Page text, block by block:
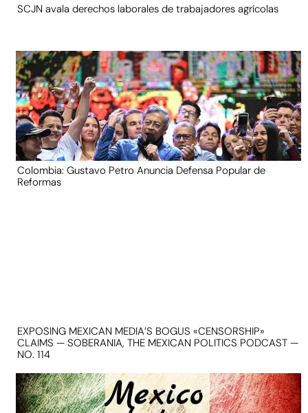
SCJN avala derechos laborales de trabajadores agrícolas
Colombia: Gustavo Petro Anuncia Defensa Popular de
Reformas
EXPOSING MEXICAN MEDIA’S BOGUS «CENSORSHIP»
CLAIMS — SOBERANIA, THE MEXICAN POLITICS PODCAST —
NO. 114